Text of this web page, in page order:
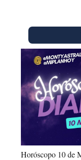
Horóscopo 10 de